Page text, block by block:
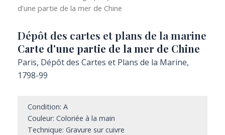
d’une partie de la mer de Chine
Dépôt des cartes et plans de la marine
Carte d'une partie de la mer de Chine
Paris, Dépôt des Cartes et Plans de la Marine,
1798-99
Condition: A
Couleur: Coloriée à la main
Technique: Gravure sur cuivre